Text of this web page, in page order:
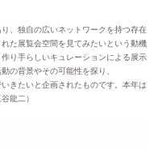
、独自の広いネットワークを持つ存在
た展覧会空間を見てみたいという動機
り手らしいキュレーションによる展示
の背景やその可能性を探り、
きたいと企画されたものです。本年は
龍二）